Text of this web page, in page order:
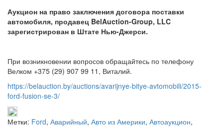
Аукцион на право заключения договора поставки
автомобиля, продавец BelAuction-Group, LLC
зарегистрирован в Штате Нью-Джерси.
При возникновении вопросов обращайтесь по телефону
Велком +375 (29) 907 99 11, Виталий.
https://belauction.by/auctions/avarijnye-bitye-avtomobili/2015-
ford-fusion-se-3/
Метки: Ford, Аварийный, Авто из Америки, Автоаукцион,